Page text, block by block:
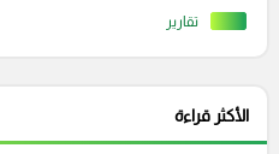
تقارير
الأكثر قراءة